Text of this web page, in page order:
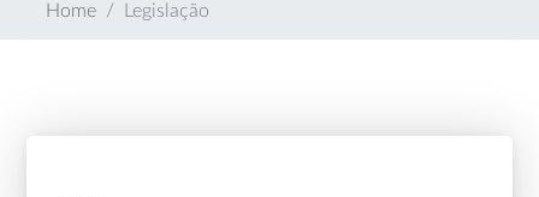
Home Legislação